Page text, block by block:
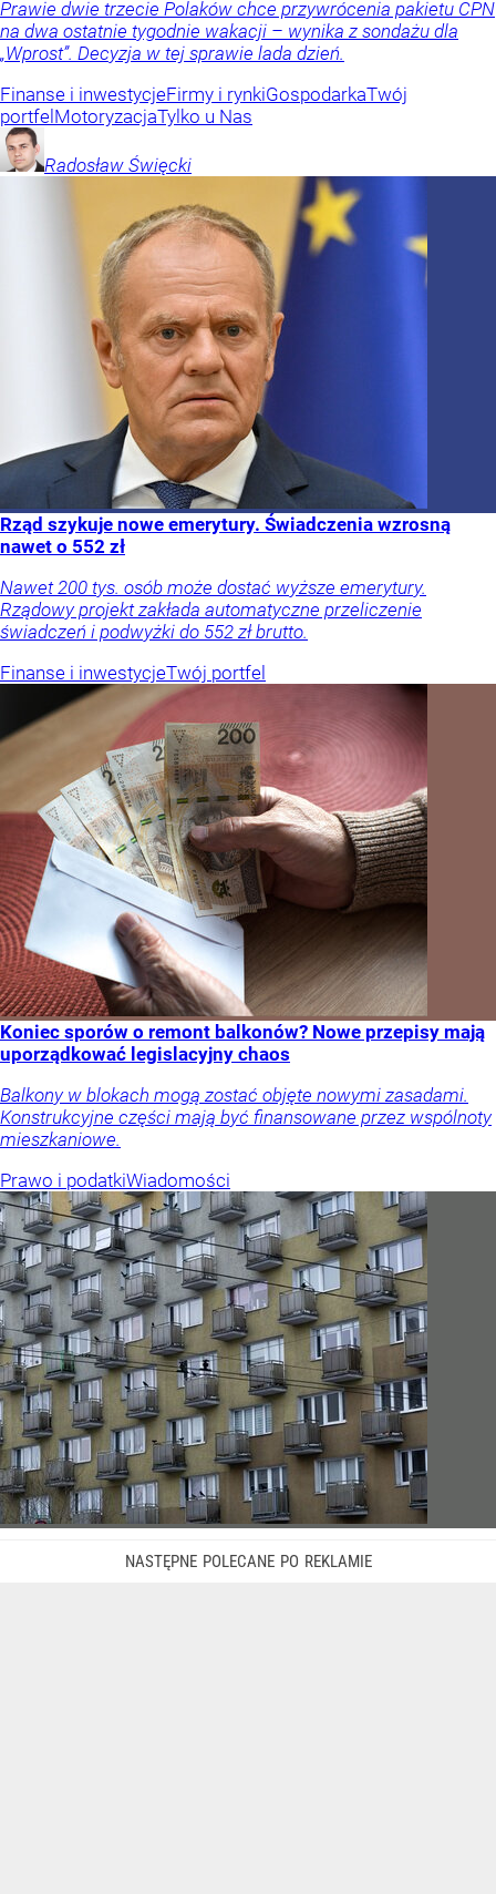
Prawie dwie trzecie Polaków chce przywrócenia pakietu CPN
na dwa ostatnie tygodnie wakacji – wynika z sondażu dla
„Wprost”. Decyzja w tej sprawie lada dzień.
Finanse i inwestycjeFirmy i rynkiGospodarkaTwój
portfel MotoryzacjaTylko u Nas
Radosław Święcki
Rząd szykuje nowe emerytury. Świadczenia wzrosną
nawet o 552 zł
Nawet 200 tys. osób może dostać wyższe emerytury.
Rządowy projekt zakłada automatyczne przeliczenie
świadczeń i podwyżki do 552 zł brutto.
Finanse i inwestycjeTwój portfel
Koniec sporów o remont balkonów? Nowe przepisy mają
uporządkować legislacyjny chaos
Balkony w blokach mogą zostać objęte nowymi zasadami.
Konstrukcyjne części mają być finansowane przez wspólnoty
mieszkaniowe.
Prawo i podatkiWiadomości